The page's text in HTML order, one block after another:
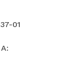
01